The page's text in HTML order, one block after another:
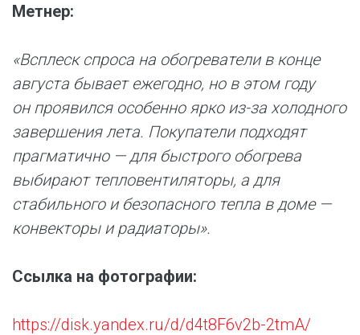
Метнер:
«Всплеск спроса на обогреватели в конце
августа бывает ежегодно, но в этом году
он проявился особенно ярко из-за холодного
завершения лета. Покупатели подходят
прагматично — для быстрого обогрева
выбирают тепловентиляторы, а для
стабильного и безопасного тепла в доме —
конвекторы и радиаторы».
Ссылка на фотографии:
https://disk.yandex.ru/d/d4t8F6v2b-2tmA/